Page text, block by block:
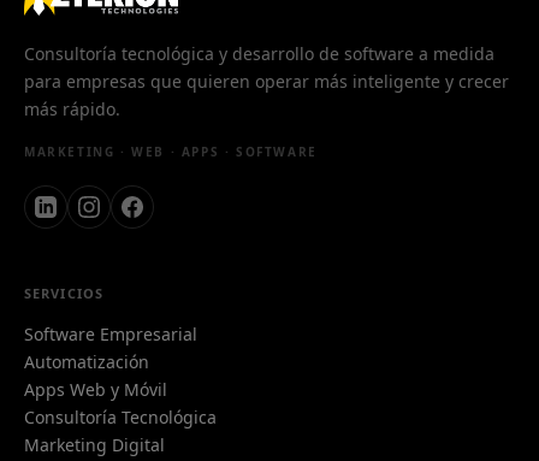
Consultoría tecnológica y desarrollo de software a medida
para empresas que quieren operar más inteligente y crecer
más rápido.
MARKETING · WEB · APPS · SOFTWARE
SERVICIOS
Software Empresarial
Automatización
Apps Web y Móvil
Consultoría Tecnológica
Marketing Digital